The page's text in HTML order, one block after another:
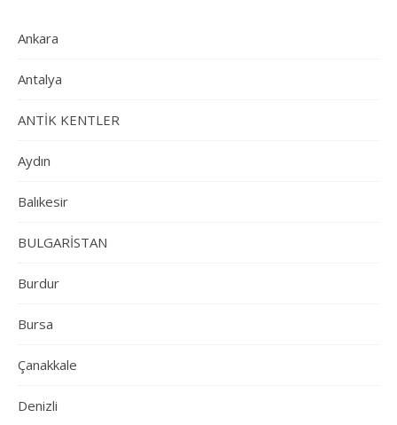
Ankara
Antalya
ANTİK KENTLER
Aydın
Balıkesir
BULGARİSTAN
Burdur
Bursa
Çanakkale
Denizli